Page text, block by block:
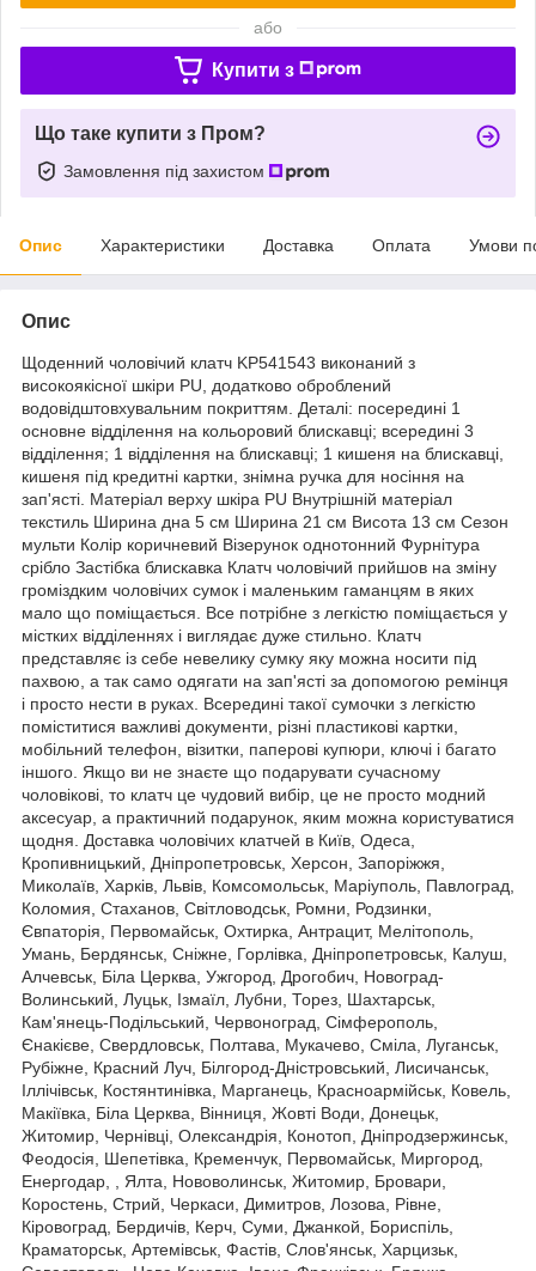
або
Купити з
Що таке купити з Пром?
Замовлення під захистом
Опис Характеристики Доставка Оплата Умови
Опис
Щоденний чоловічий клатч KP541543 виконаний з
високоякісної шкіри PU, додатково оброблений
водовідштовхувальним покриттям. Деталі: посередині 1
основне відділення на кольоровий блискавці; всередині 3
відділення; 1 відділення на блискавці; 1 кишеня на блискавці,
кишеня під кредитні картки, знімна ручка для носіння на
зап'ясті. Матеріал верху шкіра PU Внутрішній матеріал
текстиль Ширина дна 5 см Ширина 21 см Висота 13 см Сезон
мульти Колір коричневий Візерунок однотонний Фурнітура
срібло Застібка блискавка Клатч чоловічий прийшов на зміну
громіздким чоловічих сумок і маленьким гаманцям в яких
мало що поміщається. Все потрібне з легкістю поміщається у
містких відділеннях і виглядає дуже стильно. Клатч
представляє із себе невелику сумку яку можна носити під
пахвою, а так само одягати на зап'ясті за допомогою ремінця
і просто нести в руках. Всередині такої сумочки з легкістю
поміститися важливі документи, різні пластикові картки,
мобільний телефон, візитки, паперові купюри, ключі і багато
іншого. Якщо ви не знаєте що подарувати сучасному
чоловікові, то клатч це чудовий вибір, це не просто модний
аксесуар, а практичний подарунок, яким можна користуватися
щодня. Доставка чоловічих клатчей в Київ, Одеса,
Кропивницький, Дніпропетровськ, Херсон, Запоріжжя,
Миколаїв, Харків, Львів, Комсомольськ, Маріуполь, Павлоград,
Коломия, Стаханов, Світловодськ, Ромни, Родзинки,
Євпаторія, Первомайськ, Охтирка, Антрацит, Мелітополь,
Умань, Бердянськ, Сніжне, Горлівка, Дніпропетровськ, Калуш,
Алчевськ, Біла Церква, Ужгород, Дрогобич, Новоград-
Волинський, Луцьк, Ізмаїл, Лубни, Торез, Шахтарськ,
Кам'янець-Подільський, Червоноград, Сімферополь,
Єнакієве, Свердловськ, Полтава, Мукачево, Сміла, Луганськ,
Рубіжне, Красний Луч, Білгород-Дністровський, Лисичанськ,
Іллічівськ, Костянтинівка, Марганець, Красноармійськ, Ковель,
Макіївка, Біла Церква, Вінниця, Жовті Води, Донецьк,
Житомир, Чернівці, Олександрія, Конотоп, Дніпродзержинськ,
Феодосія, Шепетівка, Кременчук, Первомайськ, Миргород,
Енергодар, , Ялта, Нововолинськ, Житомир, Бровари,
Коростень, Стрий, Черкаси, Димитров, Лозова, Рівне,
Кіровоград, Бердичів, Керч, Суми, Джанкой, Бориспіль,
Краматорськ, Артемівськ, Фастів, Слов'янськ, Харцизьк,